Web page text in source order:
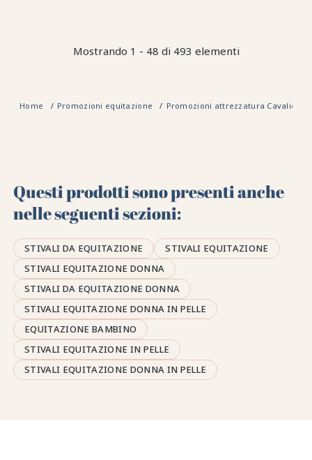
Mostrando 1 - 48 di 493 elementi
Home Promozioni equitazione Promozioni attrezzatura Cavaliere
Questi prodotti sono presenti anche
nelle seguenti sezioni:
STIVALI DA EQUITAZIONE
STIVALI EQUITAZIONE
STIVALI EQUITAZIONE DONNA
STIVALI DA EQUITAZIONE DONNA
STIVALI EQUITAZIONE DONNA IN PELLE
EQUITAZIONE BAMBINO
STIVALI EQUITAZIONE IN PELLE
STIVALI EQUITAZIONE DONNA IN PELLE